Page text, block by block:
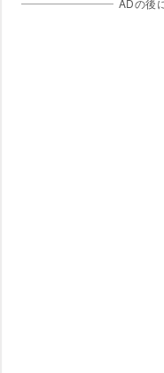
ADの後